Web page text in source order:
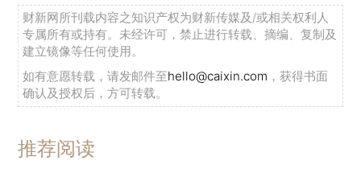
财新网所刊载内容之知识产权为财新传媒及/或相关权利人
专属所有或持有。未经许可，禁止进行转载、摘编、复制及
建立镜像等任何使用。
如有意愿转载，请发邮件至hello@caixin.com ，获得书面
确认及授权后，方可转载。
推荐阅读